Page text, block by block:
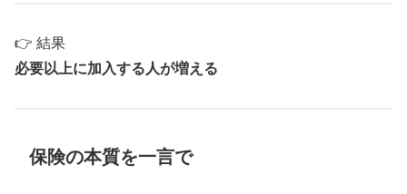
👉 結果
必要以上に加入する人が増える
保険の本質を一言で